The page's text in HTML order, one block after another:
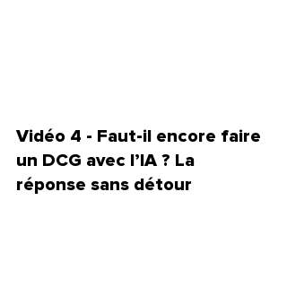
Vidéo 4 - Faut-il encore faire
un DCG avec l’IA ? La
réponse sans détour